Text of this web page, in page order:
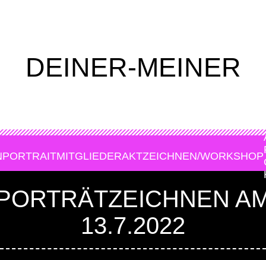
DEINER-MEINER
PORTRAITMITGLIEDERAKTZEICHNEN/WORKSHOP
13.7.2022